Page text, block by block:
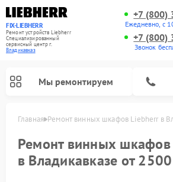
FIX-LIEBHERR
Ремонт устройств Liebherr
Специализированный
cервисный центр г.
Владикавказ
+7 (800)
Ежедневно, с
+7 (800)
Звонок
Мы ремонтируем
Главная Ремонт винных шкафов Liebherr в
Ремонт винных шкафов
в Владикавказе от